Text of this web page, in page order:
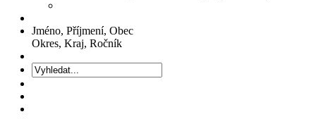
Jméno, Příjmení, Obec
Okres, Kraj, Ročník